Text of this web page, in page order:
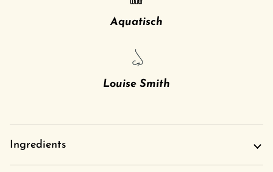
Aquatisch
Louise Smith
Ingredients